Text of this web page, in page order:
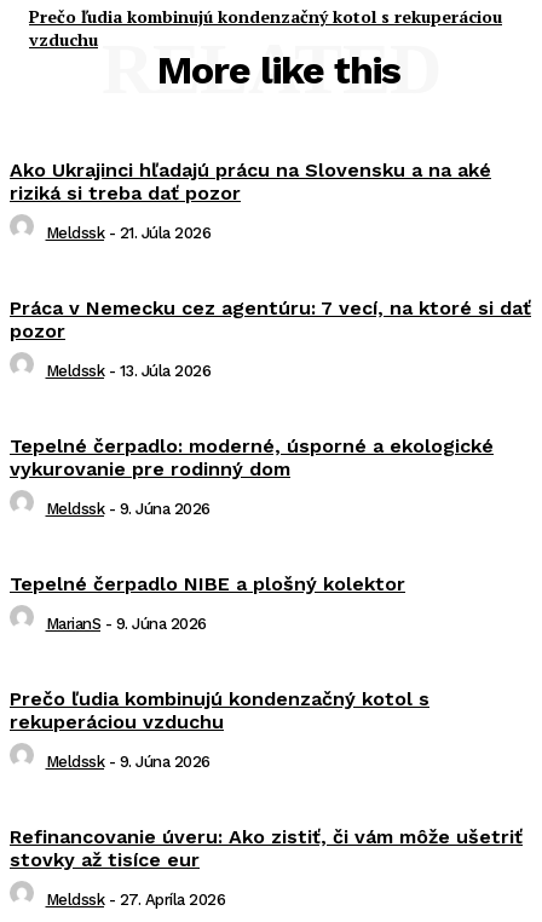
Prečo ľudia kombinujú kondenzačný kotol s rekuperáciou
vzduchu
More like this
RELATED
Ako Ukrajinci hľadajú prácu na Slovensku a na aké
riziká si treba dať pozor
Meldssk - 21. Júla 2026
Práca v Nemecku cez agentúru: 7 vecí, na ktoré si dať
pozor
Meldssk - 13. Júla 2026
Tepelné čerpadlo: moderné, úsporné a ekologické
vykurovanie pre rodinný dom
Meldssk - 9. Júna 2026
Tepelné čerpadlo NIBE a plošný kolektor
MarianS - 9. Júna 2026
Prečo ľudia kombinujú kondenzačný kotol s
rekuperáciou vzduchu
Meldssk - 9. Júna 2026
Refinancovanie úveru: Ako zistiť, či vám môže ušetriť
stovky až tisíce eur
Meldssk - 27. Apríla 2026